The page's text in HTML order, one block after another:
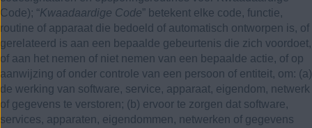
Code); “Kwaadaardige Code” betekent elke code, functie,
routine of apparaat die bedoeld of automatisch ontworpen is, of
gerelateerd is aan een bepaalde gebeurtenis die zich voordoet,
of aan het nemen of niet nemen van een bepaalde actie, of op
aanwijzing of onder controle van een persoon of entiteit, om: (a)
de werking van software, service, apparaat, eigendom, netwerk
of gegevens te verstoren; (b) ervoor te zorgen dat software,
services, apparaten, eigendommen, netwerken of gegevens